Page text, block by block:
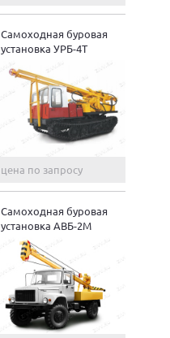
Самоходная буровая
установка УРБ-4Т
цена по запросу
Самоходная буровая
установка АВБ-2М